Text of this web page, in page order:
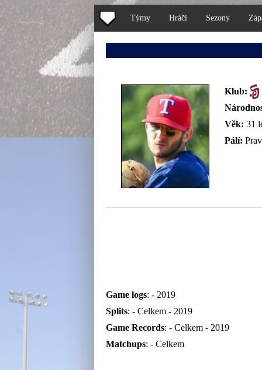
Týmy Hráči Sezony
Klub:
Věk: 31
Pálí:
Game logs: - 2019
Splits: - Celkem- 2019
Game Records: - Celkem- 2019
Matchups: - Celkem